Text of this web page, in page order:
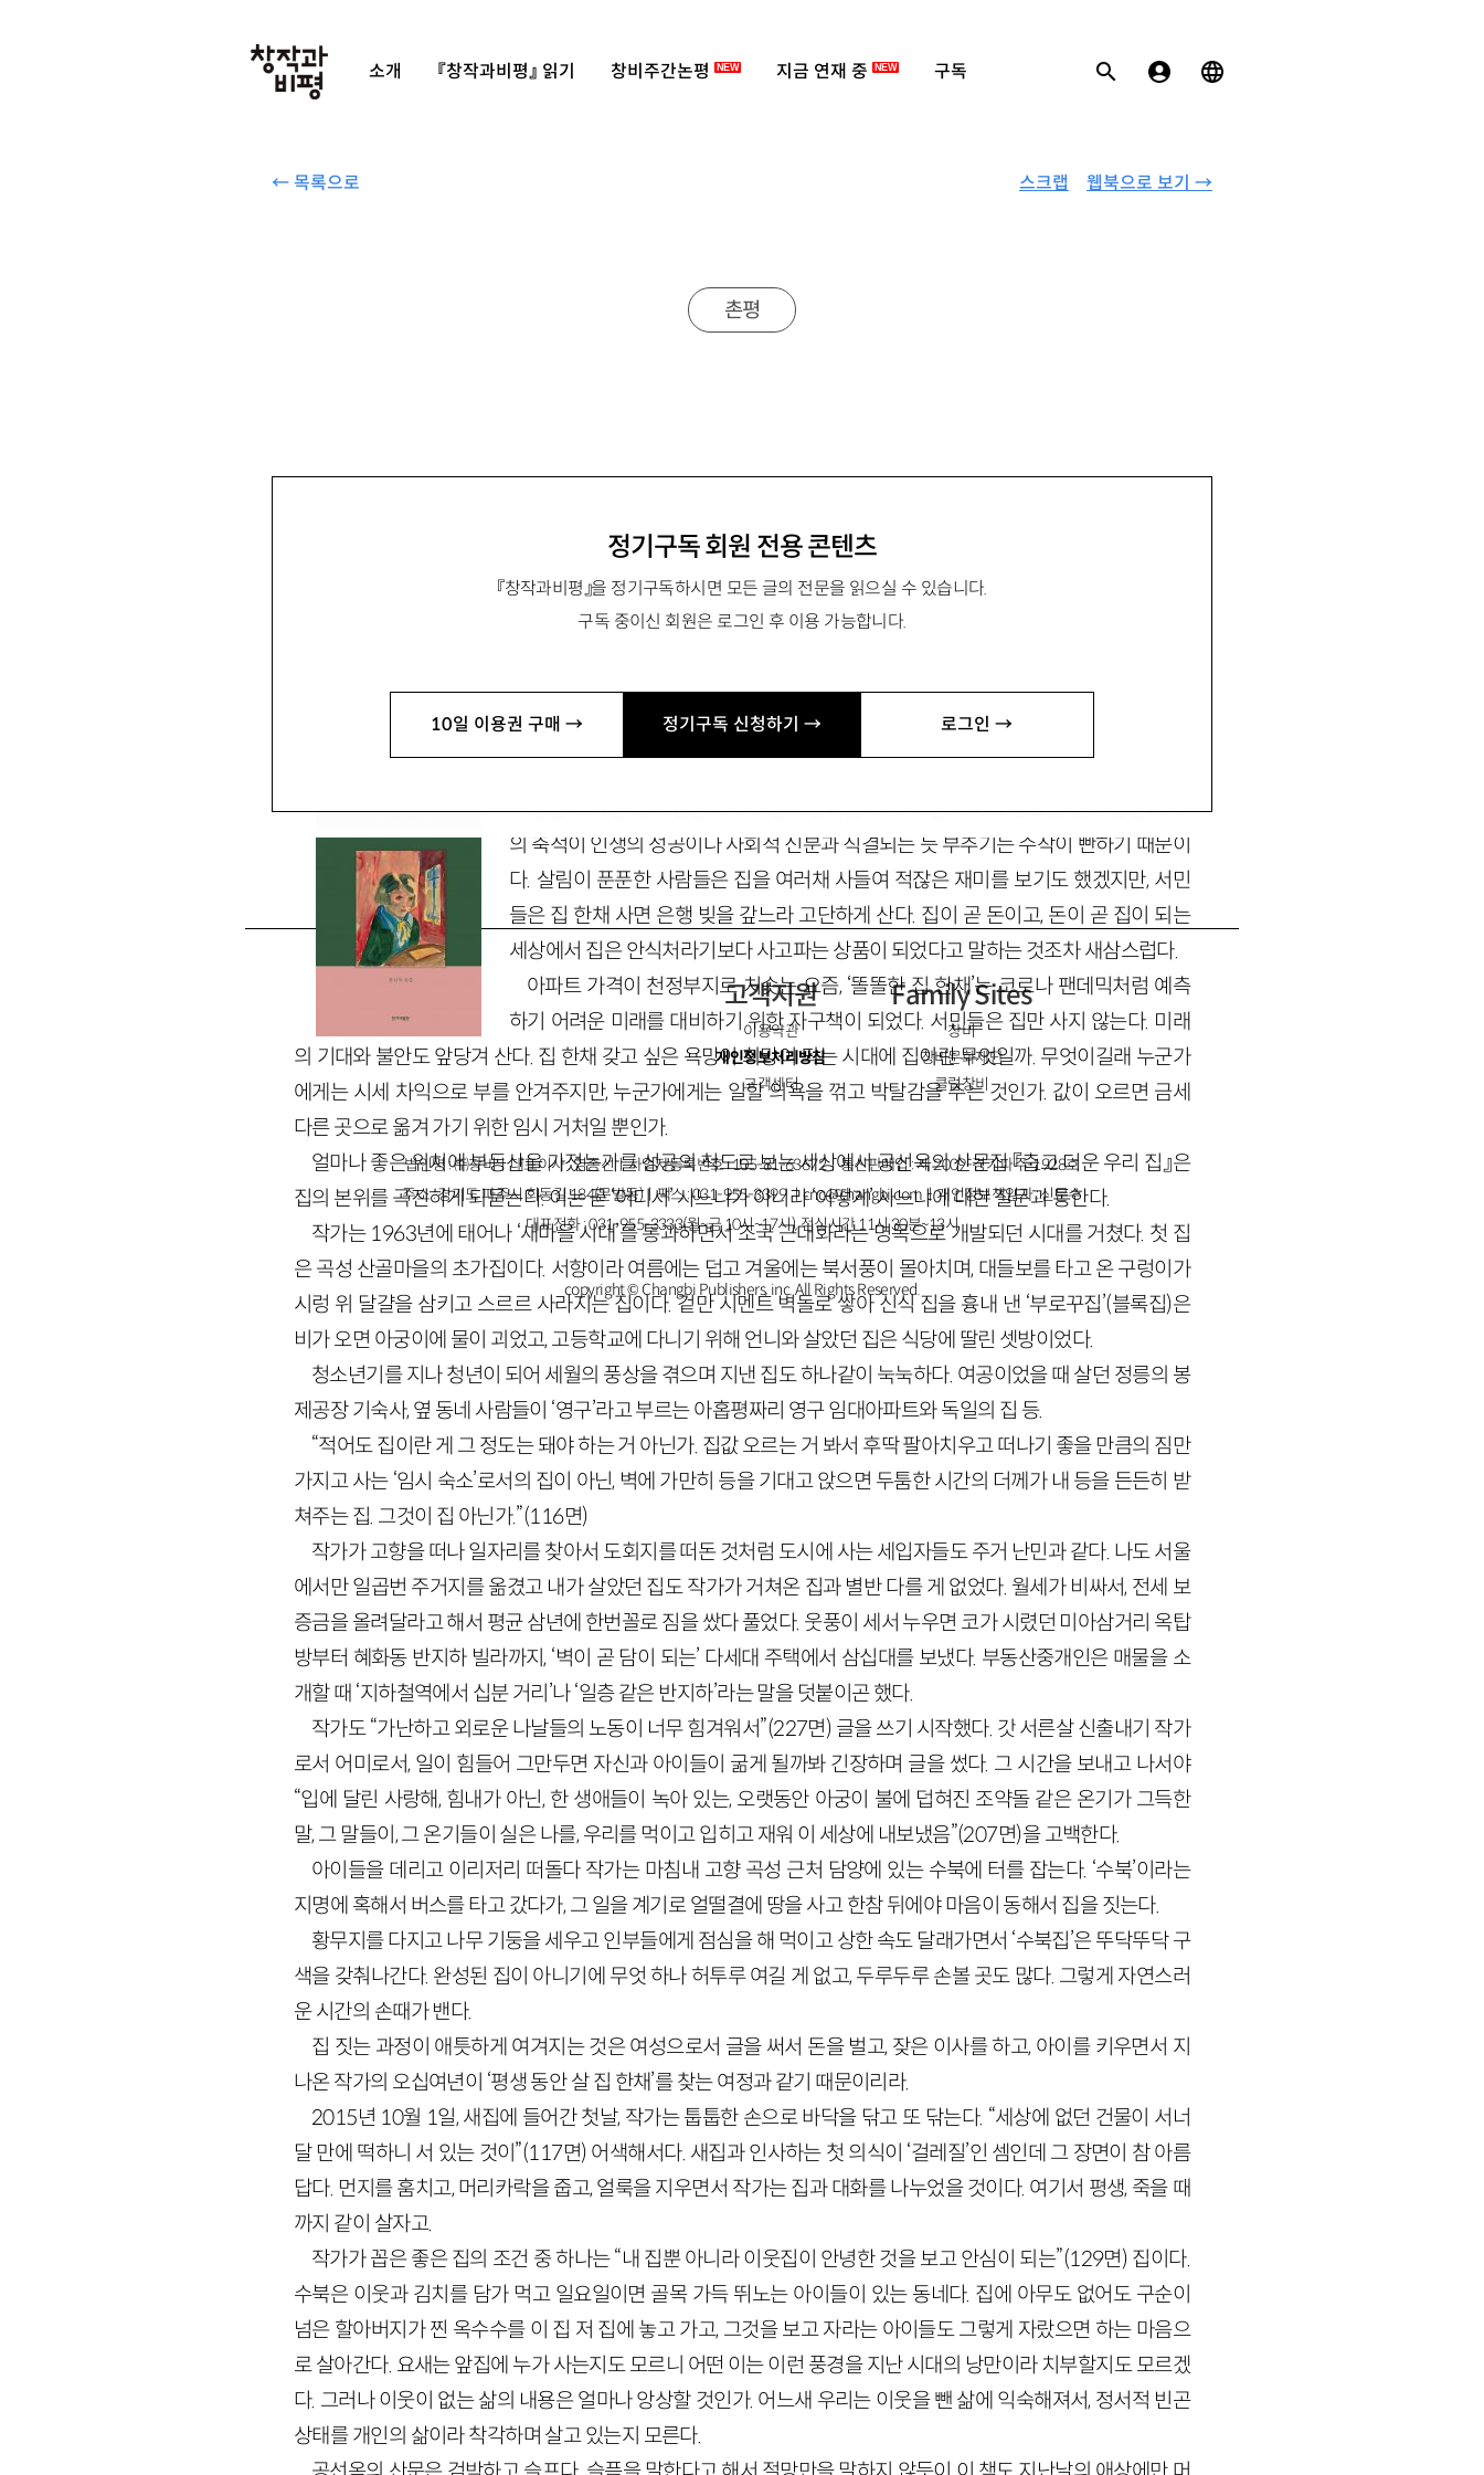
소개 『창작과비평』 읽기 창비주간논평 NEW 지금 연재 중 NEW 구독
← 목록으로 웹북으로 보기 →
스크랩
정기구독 회원 전용 콘텐츠
『창작과비평』을 정기구독하시면 모든 글의 전문을 읽으실 수 있습니다.
구독 중이신 회원은 로그인 후 이용 가능합니다.
10일 이용권 구매 → 정기구독 신청하기 → 로그인 →
촌평
나의 집은 어디인가
‘당신이 사는 곳이 당신이 누구인지 말해줍니다.’ 이런 아파트 광고를 믿지 않는다. 부
의 축적이 인생의 성공이나 사회적 신분과 직결되는 듯 부추기는 수작이 빤하기 때문이
다. 살림이 푼푼한 사람들은 집을 여러채 사들여 적잖은 재미를 보기도 했겠지만, 서민
들은 집 한채 사면 은행 빚을 갚느라 고단하게 산다. 집이 곧 돈이고, 돈이 곧 집이 되는
세상에서 집은 안식처라기보다 사고파는 상품이 되었다고 말하는 것조차 새삼스럽다.
아파트 가격이 천정부지로 치솟는 요즘, ‘똘똘한 집 한채’는 코로나 팬데믹처럼 예측
하기 어려운 미래를 대비하기 위한 자구책이 되었다. 서민들은 집만 사지 않는다. 미래
의 기대와 불안도 앞당겨 산다. 집 한채 갖고 싶은 욕망이 희망이 되는 시대에 집이란 무엇일까. 무엇이길래 누군가
에게는 시세 차익으로 부를 안겨주지만, 누군가에게는 일할 의욕을 꺾고 박탈감을 주는 것인가. 값이 오르면 금세
다른 곳으로 옮겨 가기 위한 임시 거처일 뿐인가.
얼마나 좋은 위치에 부동산을 가졌는가를 성공의 척도로 보는 세상에서 공선옥의 산문집 『춥고 더운 우리 집』은
집의 본위를 곡진하게 되묻는다. 이는 곧 ‘어디서’ 사느냐가 아니라 ‘어떻게’ 사느냐에 대한 질문과 통한다.
작가는 1963년에 태어나 ‘새마을 시대’를 통과하면서 조국 근대화라는 명목으로 개발되던 시대를 거쳤다. 첫 집
은 곡성 산골마을의 초가집이다. 서향이라 여름에는 덥고 겨울에는 북서풍이 몰아치며, 대들보를 타고 온 구렁이가
시렁 위 달걀을 삼키고 스르르 사라지는 집이다. 겉만 시멘트 벽돌로 쌓아 신식 집을 흉내 낸 ‘부로꾸집’(블록집)은
비가 오면 아궁이에 물이 괴었고, 고등학교에 다니기 위해 언니와 살았던 집은 식당에 딸린 셋방이었다.
청소년기를 지나 청년이 되어 세월의 풍상을 겪으며 지낸 집도 하나같이 눅눅하다. 여공이었을 때 살던 정릉의 봉
제공장 기숙사, 옆 동네 사람들이 ‘영구’라고 부르는 아홉평짜리 영구 임대아파트와 독일의 집 등.
“적어도 집이란 게 그 정도는 돼야 하는 거 아닌가. 집값 오르는 거 봐서 후딱 팔아치우고 떠나기 좋을 만큼의 짐만
가지고 사는 ‘임시 숙소’로서의 집이 아닌, 벽에 가만히 등을 기대고 앉으면 두툼한 시간의 더께가 내 등을 든든히 받
쳐주는 집. 그것이 집 아닌가.”(116면)
작가가 고향을 떠나 일자리를 찾아서 도회지를 떠돈 것처럼 도시에 사는 세입자들도 주거 난민과 같다. 나도 서울
에서만 일곱번 주거지를 옮겼고 내가 살았던 집도 작가가 거쳐온 집과 별반 다를 게 없었다. 월세가 비싸서, 전세 보
증금을 올려달라고 해서 평균 삼년에 한번꼴로 짐을 쌌다 풀었다. 웃풍이 세서 누우면 코가 시렸던 미아삼거리 옥탑
방부터 혜화동 반지하 빌라까지, ‘벽이 곧 담이 되는’ 다세대 주택에서 삼십대를 보냈다. 부동산중개인은 매물을 소
개할 때 ‘지하철역에서 십분 거리’나 ‘일층 같은 반지하’라는 말을 덧붙이곤 했다.
작가도 “가난하고 외로운 나날들의 노동이 너무 힘겨워서”(227면) 글을 쓰기 시작했다. 갓 서른살 신출내기 작가
로서 어미로서, 일이 힘들어 그만두면 자신과 아이들이 굶게 될까봐 긴장하며 글을 썼다. 그 시간을 보내고 나서야
“입에 달린 사랑해, 힘내가 아닌, 한 생애들이 녹아 있는, 오랫동안 아궁이 불에 덥혀진 조약돌 같은 온기가 그득한
말, 그 말들이, 그 온기들이 실은 나를, 우리를 먹이고 입히고 재워 이 세상에 내보냈음”(207면)을 고백한다.
아이들을 데리고 이리저리 떠돌다 작가는 마침내 고향 곡성 근처 담양에 있는 수북에 터를 잡는다. ‘수북’이라는
지명에 혹해서 버스를 타고 갔다가, 그 일을 계기로 얼떨결에 땅을 사고 한참 뒤에야 마음이 동해서 집을 짓는다.
황무지를 다지고 나무 기둥을 세우고 인부들에게 점심을 해 먹이고 상한 속도 달래가면서 ‘수북집’은 뚜닥뚜닥 구
색을 갖춰나간다. 완성된 집이 아니기에 무엇 하나 허투루 여길 게 없고, 두루두루 손볼 곳도 많다. 그렇게 자연스러
운 시간의 손때가 밴다.
집 짓는 과정이 애틋하게 여겨지는 것은 여성으로서 글을 써서 돈을 벌고, 잦은 이사를 하고, 아이를 키우면서 지
나온 작가의 오십여년이 ‘평생 동안 살 집 한채’를 찾는 여정과 같기 때문이리라.
2015년 10월 1일, 새집에 들어간 첫날, 작가는 툽툽한 손으로 바닥을 닦고 또 닦는다. “세상에 없던 건물이 서너
달 만에 떡하니 서 있는 것이”(117면) 어색해서다. 새집과 인사하는 첫 의식이 ‘걸레질’인 셈인데 그 장면이 참 아름
답다. 먼지를 훔치고, 머리카락을 줍고, 얼룩을 지우면서 작가는 집과 대화를 나누었을 것이다. 여기서 평생, 죽을 때
까지 같이 살자고.
작가가 꼽은 좋은 집의 조건 중 하나는 “내 집뿐 아니라 이웃집이 안녕한 것을 보고 안심이 되는”(129면) 집이다.
수북은 이웃과 김치를 담가 먹고 일요일이면 골목 가득 뛰노는 아이들이 있는 동네다. 집에 아무도 없어도 구순이
넘은 할아버지가 찐 옥수수를 이 집 저 집에 놓고 가고, 그것을 보고 자라는 아이들도 그렇게 자랐으면 하는 마음으
로 살아간다. 요새는 앞집에 누가 사는지도 모르니 어떤 이는 이런 풍경을 지난 시대의 낭만이라 치부할지도 모르겠
다. 그러나 이웃이 없는 삶의 내용은 얼마나 앙상할 것인가. 어느새 우리는 이웃을 뺀 삶에 익숙해져서, 정서적 빈곤
상태를 개인의 삶이라 착각하며 살고 있는지 모른다.
고객지원
이용약관
개인정보처리방침
고객센터
Family Sites
창비
창비문화재단
클럽창비
법인명 : ㈜창비ㅣ대표이사 : 염종선ㅣ사업자등록번호 : 105-81-63672ㅣ통신판매업 : 제 2009-경기파주-1928호
주소 : 경기도 파주시 회동길 184(문발동)ㅣ팩스 : 031-955-3399 ㅣcnc@changbi.com ㅣ개인정보책임자 : 신문수
대표전화 : 031-955-3333(월~금 10시~17시), 점심시간 11시 30분~13시
copyright © Changbi Publishers, inc. All Rights Reserved.